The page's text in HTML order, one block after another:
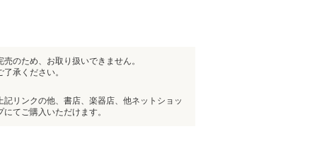
売のため、お取り扱いできません。
了承ください。
記リンクの他、書店、楽器店、他ネットショッ
にてご購入いただけます。